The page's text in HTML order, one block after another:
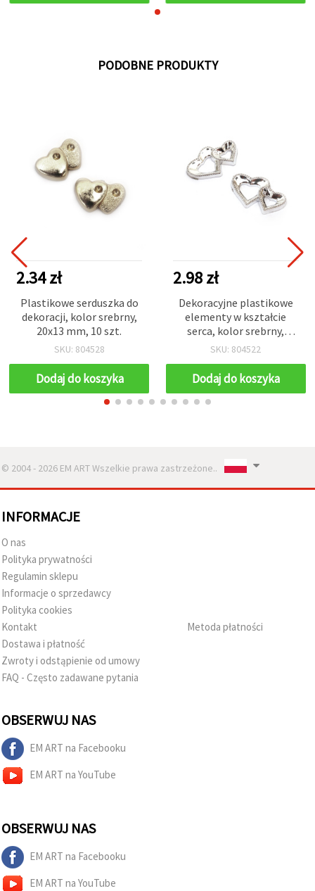
PODOBNE PRODUKTY
2.34 zł
Plastikowe serduszka do
dekoracji, kolor srebrny,
20x13 mm, 10 szt.
SKU: 804528
Dodaj do koszyka
2.98 zł
Dekoracyjne plastikowe
elementy w kształcie
serca, kolor srebrny,
28×17 mm – 10 szt.
SKU: 804522
Dodaj do koszyka
© 2004 - 2026 EM ART Wszelkie prawa zastrzeżone..
INFORMACJE
O nas
Polityka prywatności
Regulamin sklepu
Informacje o sprzedawcy
Polityka cookies
Kontakt
Dostawa i płatność
Zwroty i odstąpienie od umowy
FAQ - Często zadawane pytania
Metoda płatności
OBSERWUJ NAS
EM ART na Facebooku
EM ART na YouTube
OBSERWUJ NAS
EM ART na Facebooku
EM ART na YouTube